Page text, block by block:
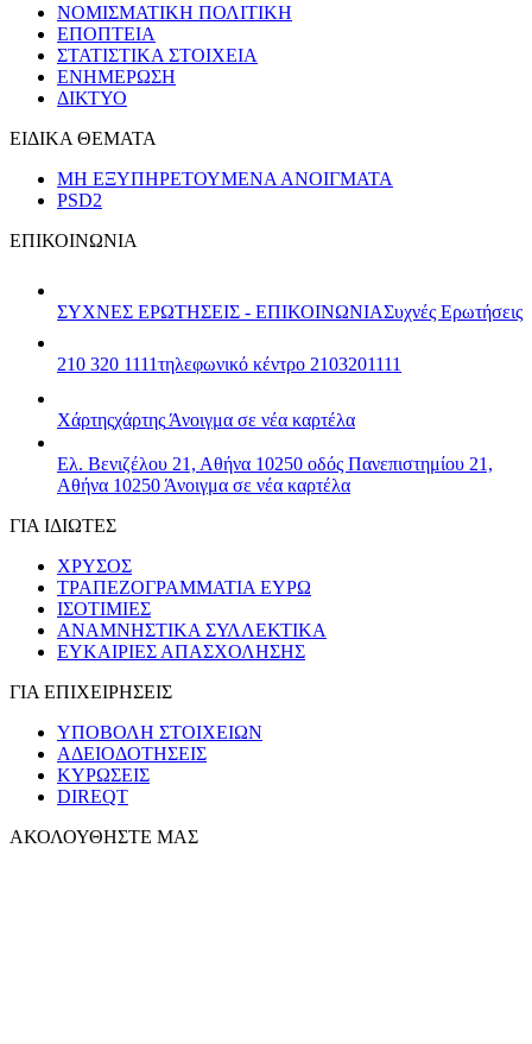
ΝΟΜΙΣΜΑΤΙΚΗ ΠΟΛΙΤΙΚΗ
ΕΠΟΠΤΕΙΑ
ΣΤΑΤΙΣΤΙΚΑ ΣΤΟΙΧΕΙΑ
ΕΝΗΜΕΡΩΣΗ
ΔΙΚΤΥΟ
ΕΙΔΙΚΑ ΘΕΜΑΤΑ
ΜΗ ΕΞΥΠΗΡΕΤΟΥΜΕΝΑ ΑΝΟΙΓΜΑΤΑ
PSD2
ΕΠΙΚΟΙΝΩΝΙΑ
ΣΥΧΝΕΣ ΕΡΩΤΗΣΕΙΣ - ΕΠΙΚΟΙΝΩΝΙΑΣυχνές Ερωτήσεις
210 320 1111τηλεφωνικό κέντρο 2103201111
Χάρτηςχάρτης Άνοιγμα σε νέα καρτέλα
Ελ. Βενιζέλου 21, Αθήνα 10250 οδός Πανεπιστημίου 21,
Αθήνα 10250 Άνοιγμα σε νέα καρτέλα
ΓΙΑ ΙΔΙΩΤΕΣ
ΧΡΥΣΟΣ
ΤΡΑΠΕΖΟΓΡΑΜΜΑΤΙΑ ΕΥΡΩ
ΙΣΟΤΙΜΙΕΣ
ΑΝΑΜΝΗΣΤΙΚΑ ΣΥΛΛΕΚΤΙΚΑ
ΕΥΚΑΙΡΙΕΣ ΑΠΑΣΧΟΛΗΣΗΣ
ΓΙΑ ΕΠΙΧΕΙΡΗΣΕΙΣ
ΥΠΟΒΟΛΗ ΣΤΟΙΧΕΙΩΝ
ΑΔΕΙΟΔΟΤΗΣΕΙΣ
ΚΥΡΩΣΕΙΣ
DIREQT
ΑΚΟΛΟΥΘΗΣΤΕ ΜΑΣ